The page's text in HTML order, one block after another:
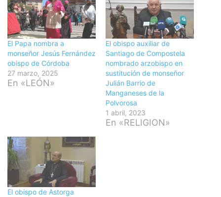
El Papa nombra a
monseñor Jesús Fernández
obispo de Córdoba
27 marzo, 2025
En «LEÓN»
El obispo auxiliar de
Santiago de Compostela
nombrado arzobispo en
sustitución de monseñor
Julián Barrio de
Manganeses de la
Polvorosa
1 abril, 2023
En «RELIGION»
El obispo de Astorga